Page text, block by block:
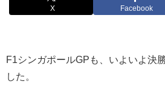
X Facebook
F1シンガポールGPも、いよいよ決
した。